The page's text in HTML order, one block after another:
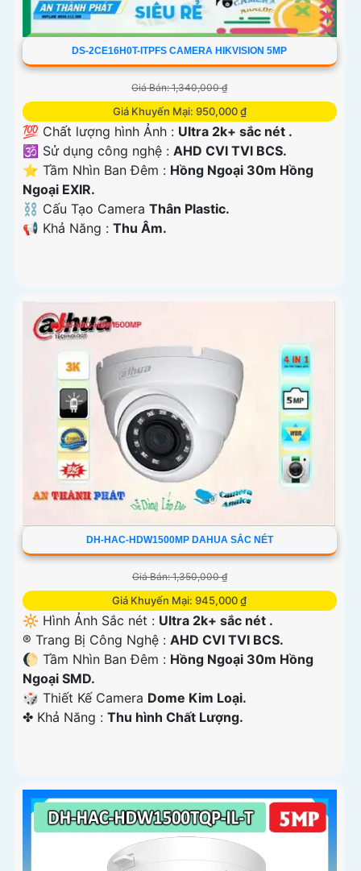
DS-2CE16H0T-ITPFS CAMERA HIKVISION 5MP
Giá Bán: 1,340,000 ₫
Giá Khuyến Mại: 950,000 ₫
💯 Chất lượng hình Ảnh : Ultra 2k+ sắc nét .
🕉️ Sử dụng công nghệ : AHD CVI TVI BCS.
⭐ Tầm Nhìn Ban Đêm : Hồng Ngoại 30m Hồng
Ngoại EXIR.
⛓ Cấu Tạo Camera Thân Plastic.
️📢 Khả Năng : Thu Âm.
DH-HAC-HDW1500MP DAHUA SẮC NÉT
Giá Bán: 1,350,000 ₫
Giá Khuyến Mại: 945,000 ₫
🔆 Hình Ảnh Sắc nét : Ultra 2k+ sắc nét .
®️ Trang Bị Công Nghệ : AHD CVI TVI BCS.
🌔 Tầm Nhìn Ban Đêm : Hồng Ngoại 30m Hồng
Ngoại SMD.
🎲 Thiết Kế Camera Dome Kim Loại.
️✤ Khả Năng : Thu hình Chất Lượng.